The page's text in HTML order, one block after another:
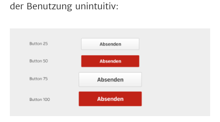
der Benutzung unintuitiv: